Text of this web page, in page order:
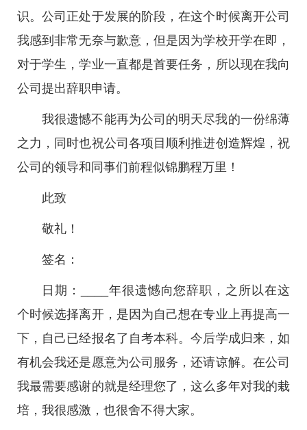
识。公司正处于发展的阶段，在这个时候离开公司
我感到非常无奈与歉意，但是因为学校开学在即，
对于学生，学业一直都是首要任务，所以现在我向
公司提出辞职申请。
我很遗憾不能再为公司的明天尽我的一份绵薄
之力，同时也祝公司各项目顺利推进创造辉煌，祝
公司的领导和同事们前程似锦鹏程万里！
此致
敬礼！
签名：
日期：____年很遗憾向您辞职，之所以在这
个时候选择离开，是因为自己想在专业上再提高一
下，自己已经报名了自考本科。今后学成归来，如
有机会我还是愿意为公司服务，还请谅解。在公司
我最需要感谢的就是经理您了，这么多年对我的栽
培，我很感激，也很舍不得大家。